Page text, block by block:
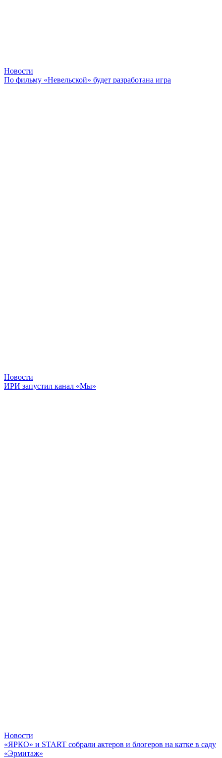
Новости
По фильму «Невельской» будет разработана игра
Новости
ИРИ запустил канал «Мы»
Новости
«ЯРКО» и START собрали актеров и блогеров на катке в саду
«Эрмитаж»